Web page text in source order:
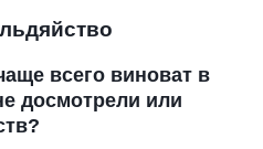
всего виноват в
досмотрели или